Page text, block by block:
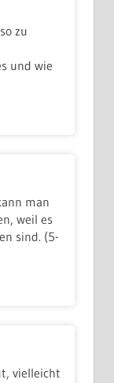
zu
und wie
man
weil es
sind. (5-
vielleicht